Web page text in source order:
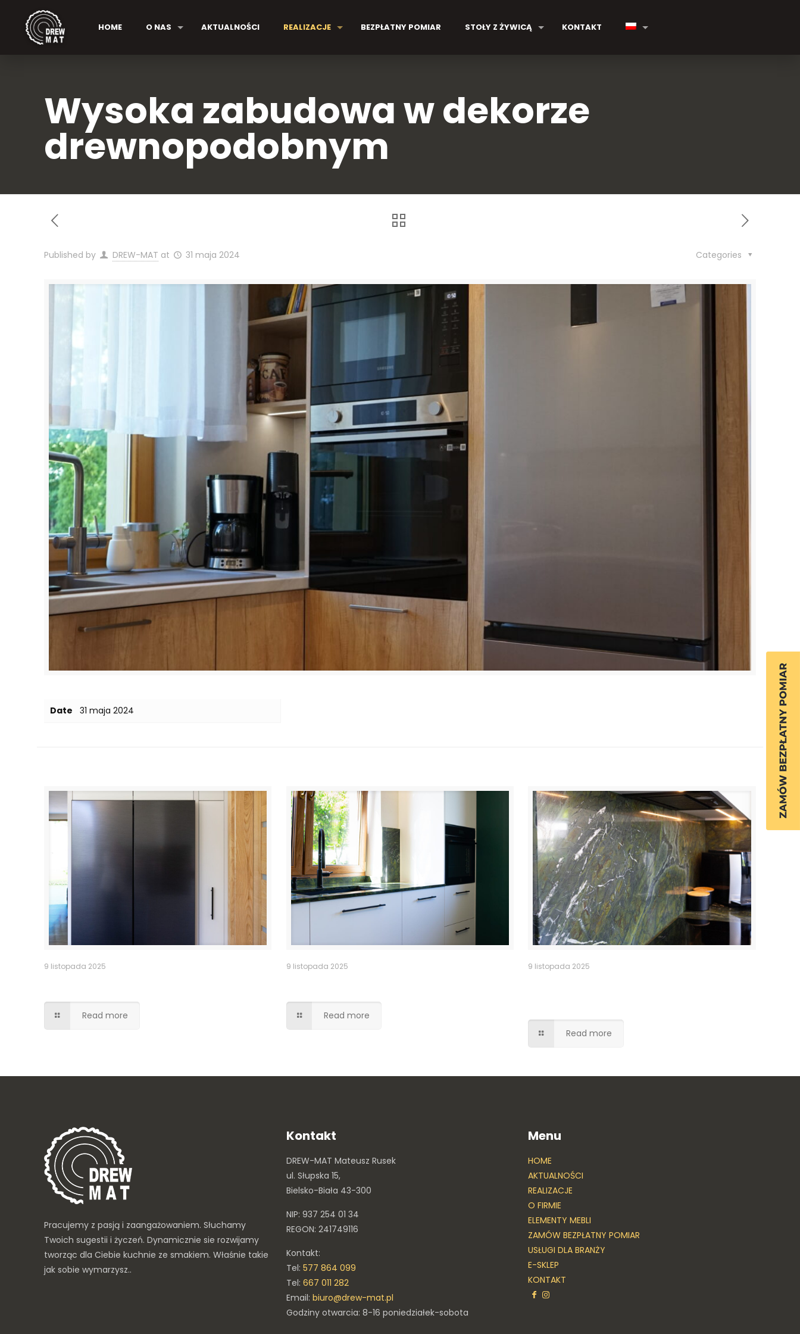
HOME O NAS AKTUALNOŚCI REALIZACJE BEZPŁATNY POMIAR STOŁY Z ŻYWICĄ KONTAKT
Wysoka zabudowa w dekorze
drewnopodobnym
Published by DREW-MAT at 31 maja 2024 Categories
Date 31 maja 2024
9 listopada 2025
Read more
9 listopada 2025
Read more
9 listopada 2025
Read more
Pracujemy z pasją i zaangażowaniem. Słuchamy
Twoich sugestii i życzeń. Dynamicznie sie rozwijamy
tworząc dla Ciebie kuchnie ze smakiem. Właśnie takie
jak sobie wymarzysz..
Kontakt
DREW-MAT Mateusz Rusek
ul. Słupska 15,
Bielsko-Biała 43-300
NIP: 937 254 01 34
REGON: 241749116
Kontakt:
Tel: 577 864 099
Tel: 667 011 282
Email: biuro@drew-mat.pl
Godziny otwarcia: 8-16 poniedziałek-sobota
Menu
HOME
AKTUALNOŚCI
REALIZACJE
O FIRMIE
ELEMENTY MEBLI
ZAMÓW BEZPŁATNY POMIAR
USŁUGI DLA BRANŻY
E-SKLEP
KONTAKT